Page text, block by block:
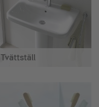
Tvättställ